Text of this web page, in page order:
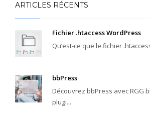
ARTICLES RÉCENTS
Fichier .htaccess WordPress
Qu’est-ce que le fichier
bbPress
Découvrez bbPress avec RGG
plugi...